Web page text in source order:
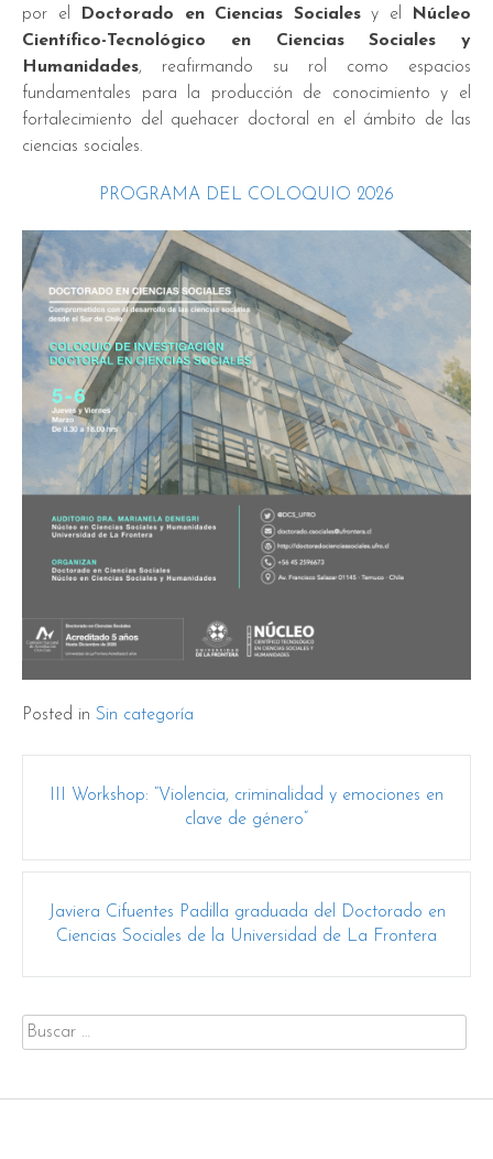
por el
Doctorado en Ciencias Socialesy el
Núcleo
Científico-Tecnológico en Ciencias Sociales y
Humanidades, reafirmando su rol como espacios
fundamentales para la producción de conocimiento y el
fortalecimiento del quehacer doctoral en el ámbito de las
ciencias sociales.
PROGRAMA DEL COLOQUIO 2026
Posted in Sin categoría
navigation
III Workshop: “Violencia, criminalidad y emociones en
clave de género”
Javiera Cifuentes Padilla graduada del Doctorado en
Ciencias Sociales de la Universidad de La Frontera
Buscar
por: